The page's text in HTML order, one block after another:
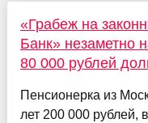
«Грабеж на
Банк» незаметно
80 000 рублей
Пенсионерка из
лет 200 000 рублей,